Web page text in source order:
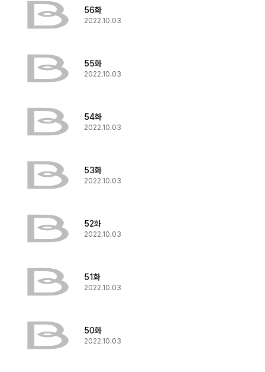
56화
2022.10.03
55화
2022.10.03
54화
2022.10.03
53화
2022.10.03
52화
2022.10.03
51화
2022.10.03
50화
2022.10.03